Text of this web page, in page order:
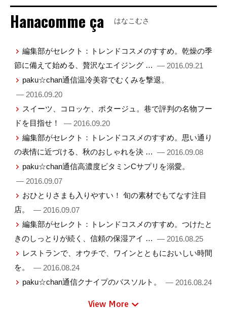
Hanacomme ça はなこむさ
編集部がセレクト：トレンドコスメのすすめ。乾燥の季
節に備えて始める、贅沢なエイジング … — 2016.09.21
paku☆chan通信温冷美容でむくみを撃退。
— 2016.09.20
スイーツ、コロッケ、ポタージュ。巷で評判の名物フー
ドを目指せ！
— 2016.09.20
編集部がセレクト：トレンドコスメのすすめ。思い通り
の表情に近づける、秋のおしゃれを決 … — 2016.09.08
paku☆chan通信高濃度ビタミンCサプリを溺愛。
— 2016.09.07
おひとりさまも入りやすい！ 旬の素材でもてなす注目
店。
— 2016.09.07
編集部がセレクト：トレンドコスメのすすめ。つけたと
きのしっとりが続く、信頼の保湿アイ … — 2016.08.25
レストランで、オウチで、ワインとともにおいしい時間
を。
— 2016.08.24
paku☆chan通信クナイプのバスソルト。
— 2016.08.24
View More